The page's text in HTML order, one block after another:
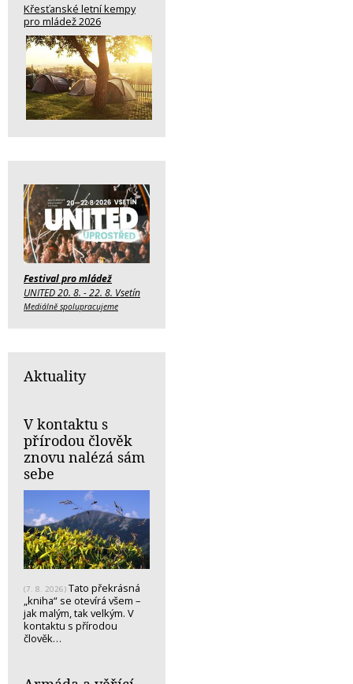
Křesťanské letní kempy
pro mládež 2026
Festival pro mládež
UNITED 20. 8. - 22. 8. Vsetín
Mediálně spolupracujeme
Aktuality
V kontaktu s
přírodou člověk
znovu nalézá sám
sebe
(7. 8. 2026) Tato překrásná
„kniha“ se otevírá všem –
jak malým, tak velkým. V
kontaktu s přírodou
člověk…